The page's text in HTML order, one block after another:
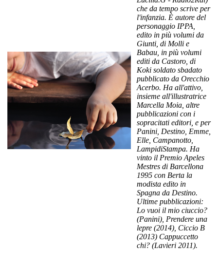
che da tempo scrive per
l'infanzia. È autore del
personaggio IPPA,
edito in più volumi da
Giunti, di Molli e
Babau, in più volumi
editi da Castoro, di
Koki soldato sbadato
pubblicato da Orecchio
Acerbo. Ha all'attivo,
insieme all'illustratrice
Marcella Moia, altre
pubblicazioni con i
sopracitati editori, e per
Panini, Destino, Emme,
Elle, Campanotto,
LampidiStampa. Ha
vinto il Premio Apeles
Mestres di Barcellona
1995 con Berta la
modista edito in
Spagna da Destino.
Ultime pubblicazioni:
Lo vuoi il mio ciuccio?
(Panini), Prendere una
lepre (2014), Ciccio B
(2013) Cappuccetto
chi? (Lavieri 2011).